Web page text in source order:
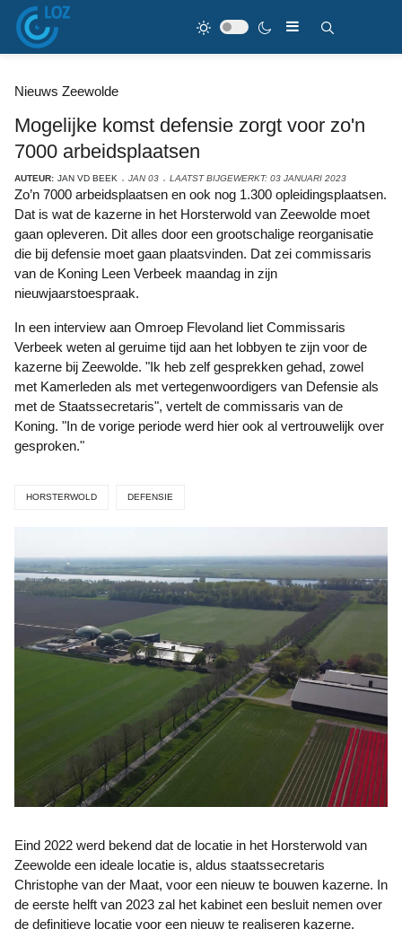
Nieuws Zeewolde
Mogelijke komst defensie zorgt voor zo'n
7000 arbeidsplaatsen
AUTEUR: JAN VD BEEK JAN 03 LAATST BIJGEWERKT: 03 JANUARI 2023
Zo’n 7000 arbeidsplaatsen en ook nog 1.300 opleidingsplaatsen.
Dat is wat de kazerne in het Horsterwold van Zeewolde moet
gaan opleveren. Dit alles door een grootschalige reorganisatie
die bij defensie moet gaan plaatsvinden. Dat zei commissaris
van de Koning Leen Verbeek maandag in zijn
nieuwjaarstoespraak.
In een interview aan Omroep Flevoland liet Commissaris
Verbeek weten al geruime tijd aan het lobbyen te zijn voor de
kazerne bij Zeewolde. "Ik heb zelf gesprekken gehad, zowel
met Kamerleden als met vertegenwoordigers van Defensie als
met de Staatssecretaris", vertelt de commissaris van de
Koning. "In de vorige periode werd hier ook al vertrouwelijk over
gesproken."
HORSTERWOLD DEFENSIE
Eind 2022 werd bekend dat de locatie in het Horsterwold van
Zeewolde een ideale locatie is, aldus staatssecretaris
Christophe van der Maat, voor een nieuw te bouwen kazerne. In
de eerste helft van 2023 zal het kabinet een besluit nemen over
de definitieve locatie voor een nieuw te realiseren kazerne.